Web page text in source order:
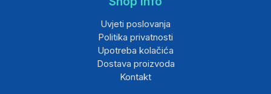
Uvjeti poslovanja
Politika privatnosti
Upotreba kolačića
Dostava proizvoda
Kontakt